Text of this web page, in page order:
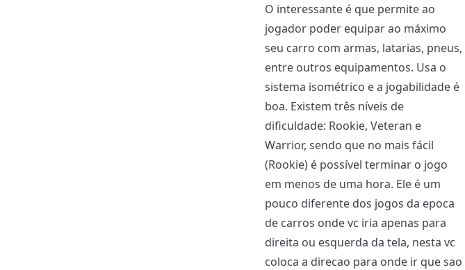
O interessante é que permite ao
jogador poder equipar ao máximo
seu carro com armas, latarias, pneus,
entre outros equipamentos. Usa o
sistema isométrico e a jogabilidade é
boa. Existem três níveis de
dificuldade: Rookie, Veteran e
Warrior, sendo que no mais fácil
(Rookie) é possível terminar o jogo
em menos de uma hora. Ele é um
pouco diferente dos jogos da epoca
de carros onde vc iria apenas para
direita ou esquerda da tela, nesta vc
coloca a direcao para onde ir que sao